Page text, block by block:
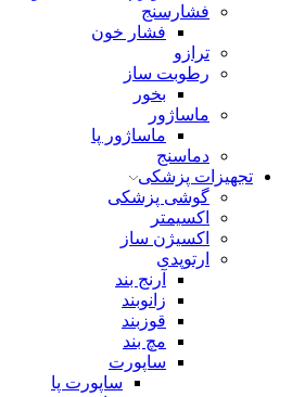
فشارسنج
فشار خون
ترازو
رطوبت ساز
بخور
ماساژور
ماساژور پا
دماسنج
تجهیزات پزشکی
گوشی پزشکی
اکسیمتر
اکسیژن ساز
ارتوپدی
آرنج بند
زانوبند
قوزبند
مچ بند
ساپورت
ساپورت پا